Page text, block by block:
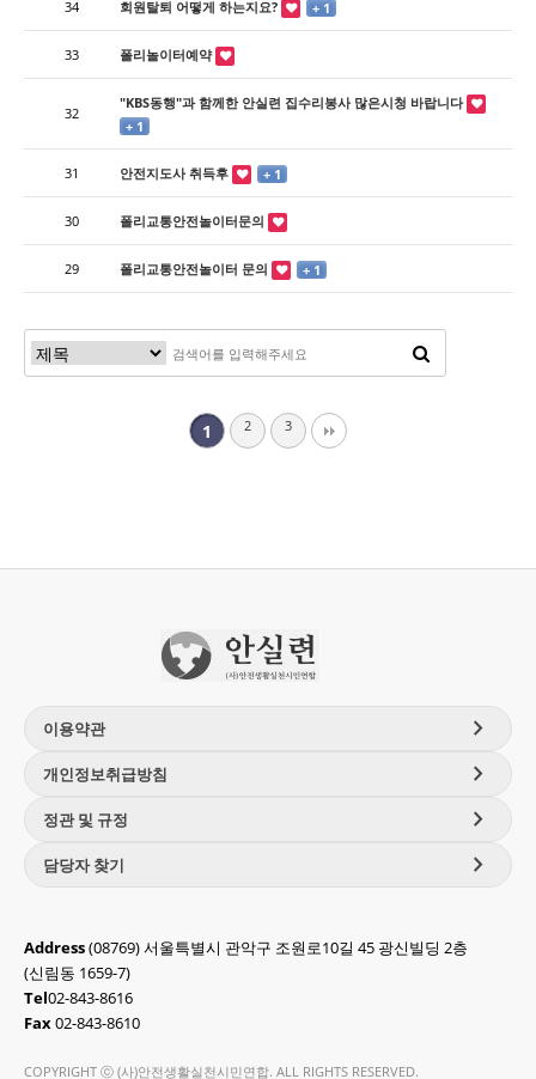
34 회원탈퇴 어떻게 하는지요? + 1
33 폴리놀이터예약
32
"KBS동행"과 함께한 안실련 집수리봉사 많은시청 바랍니다
+ 1
31 안전지도사 취득후 + 1
30 폴리교통안전놀이터문의
29 폴리교통안전놀이터 문의 + 1
1 2 3
이용약관 chevron_right
개인정보취급방침 chevron_right
정관 및 규정 chevron_right
담당자 찾기 chevron_right
Address(08769) 서울특별시 관악구 조원로10길 45 광신빌딩 2층
(신림동 1659-7)
Tel02-843-8616
Fax02-843-8610
COPYRIGHT ⓒ (사)안전생활실천시민연합. ALL RIGHTS RESERVED.